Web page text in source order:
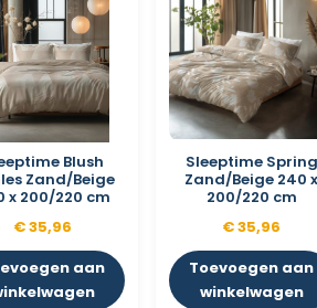
Blush
Zand/Beige
x 200/220 cm
€35,96
aan
Sleeptime Spring
Zand/Beige 240 x
200/220 cm
€35,96
Toevoegen aan
winkelwagen